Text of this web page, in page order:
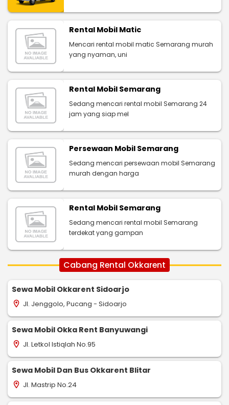
Rental Mobil Matic
Mencari rental mobil matic Semarang murah
yang nyaman, uni
Rental Mobil Semarang
Sedang mencari rental mobil Semarang 24
jam yang siap mel
Persewaan Mobil Semarang
Sedang mencari persewaan mobil Semarang
murah dengan harga
Rental Mobil Semarang
Sedang mencari rental mobil Semarang
terdekat yang gampan
Cabang Rental Okkarent
Sewa Mobil Okkarent Sidoarjo
location_on Jl. Jenggolo, Pucang - Sidoarjo
Sewa Mobil Okka Rent Banyuwangi
location_on Jl. Letkol Istiqlah No.95
Sewa Mobil Dan Bus Okkarent Blitar
location_on Jl. Mastrip No.24